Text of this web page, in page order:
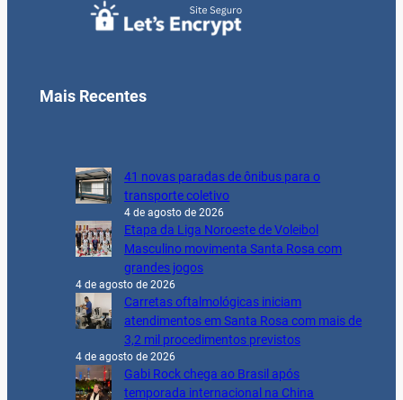
Mais Recentes
41 novas paradas de ônibus para o
transporte coletivo
4 de agosto de 2026
Etapa da Liga Noroeste de Voleibol
Masculino movimenta Santa Rosa com
grandes jogos
4 de agosto de 2026
Carretas oftalmológicas iniciam
atendimentos em Santa Rosa com mais de
3,2 mil procedimentos previstos
4 de agosto de 2026
Gabi Rock chega ao Brasil após
temporada internacional na China